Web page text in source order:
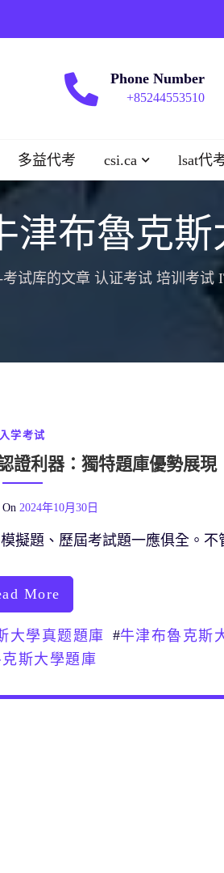
Phone Number
+85244553510
多益代考 csi.ca lsat代
津布魯克
试库的文章 认证考试 培训考试
入学考试
證利器：獨特題庫優勢展現
On 2024年10月30日
擬題、歷屆考試題一應俱全。
More
大學真题題庫 #牛津布魯克斯
斯大學題庫